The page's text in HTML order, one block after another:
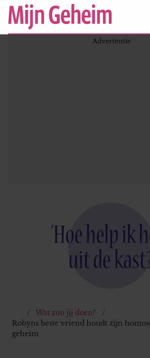
Wat zou jij doen?
Robyns beste vriend houdt zijn
geheim